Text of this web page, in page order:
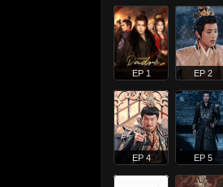
EP 1 EP 2
EP 4 EP 5